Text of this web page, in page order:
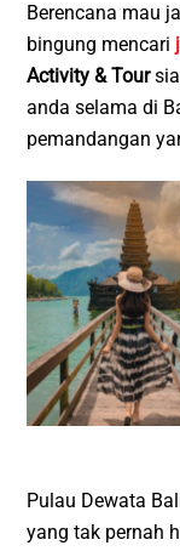
Berencana mau
bingung mencari
Activity & Tour
anda selama di
pemandangan
Pulau Dewata
yang tak pernah